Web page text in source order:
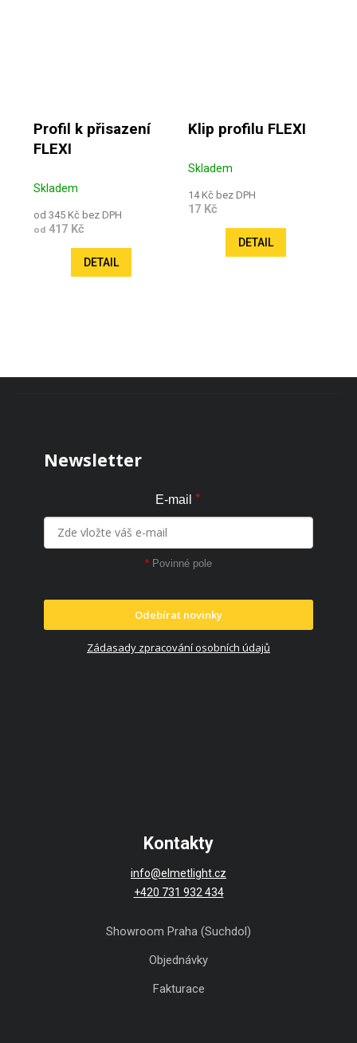
Profil k přisazení
FLEXI
Skladem
od 345 Kč bez DPH
od417 Kč
DETAIL
Klip profilu FLEXI
Skladem
14 Kč bez DPH
17 Kč
DETAIL
Newsletter
E-mail *
* Povinné pole
Odebírat novinky
Zádasady zpracování osobních údajů
Kontakty
info@elmetlight.cz
+420 731 932 434
Showroom Praha (Suchdol)
Objednávky
Fakturace